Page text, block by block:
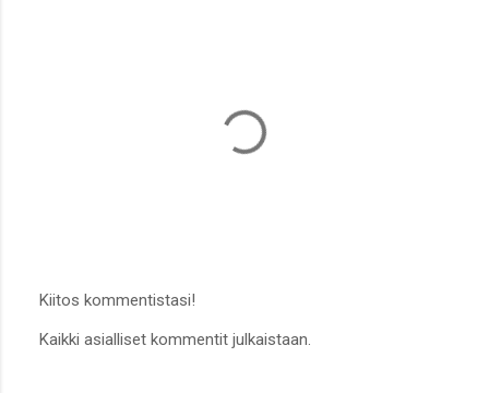
ä
Kiitos kommentistasi!
Kaikki asialliset kommentit julkaistaan.